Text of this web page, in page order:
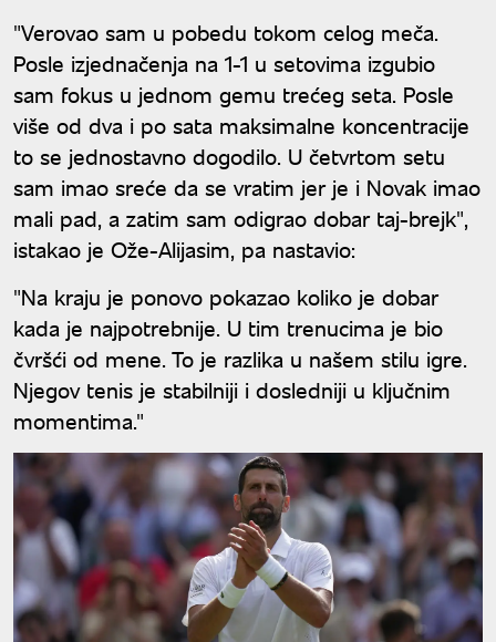
"Verovao sam u pobedu tokom celog meča.
Posle izjednačenja na 1-1 u setovima izgubio
sam fokus u jednom gemu trećeg seta. Posle
više od dva i po sata maksimalne koncentracije
to se jednostavno dogodilo. U četvrtom setu
sam imao sreće da se vratim jer je i Novak imao
mali pad, a zatim sam odigrao dobar taj-brejk",
istakao je Ože-Alijasim, pa nastavio:
"Na kraju je ponovo pokazao koliko je dobar
kada je najpotrebnije. U tim trenucima je bio
čvršći od mene. To je razlika u našem stilu igre.
Njegov tenis je stabilniji i dosledniji u ključnim
momentima."